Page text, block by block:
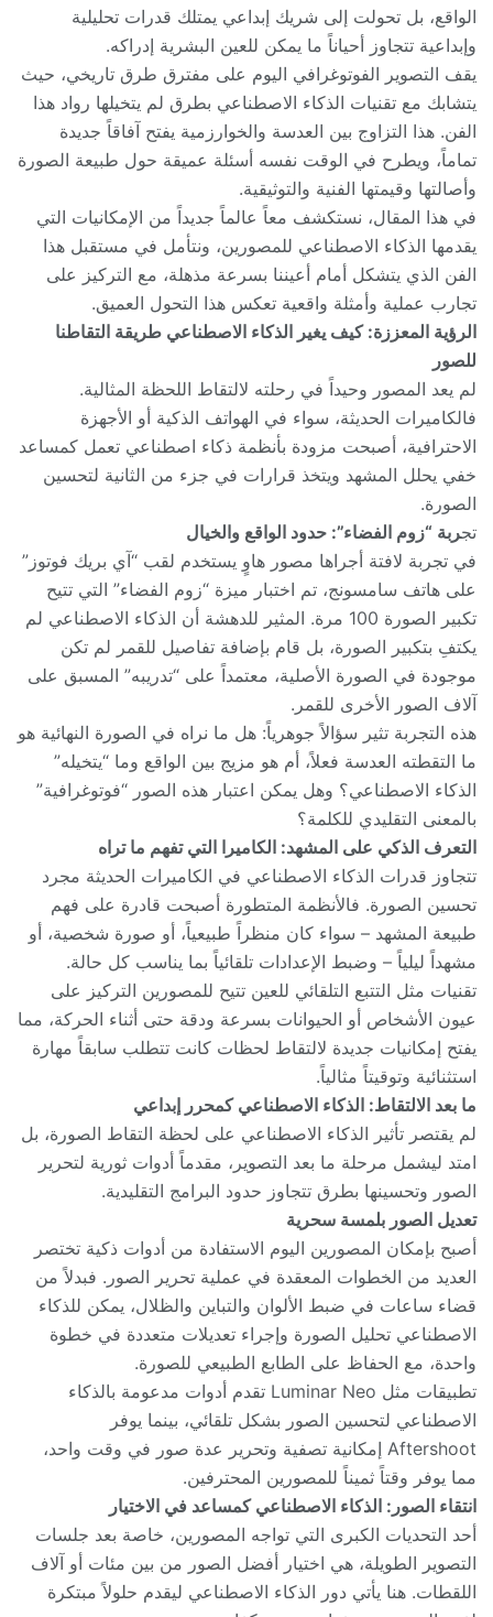
الواقع، بل تحولت إلى شريك إبداعي يمتلك قدرات تحليلية
وإبداعية تتجاوز أحياناً ما يمكن للعين البشرية إدراكه.
يقف التصوير الفوتوغرافي اليوم على مفترق طرق تاريخي، حيث
يتشابك مع تقنيات الذكاء الاصطناعي بطرق لم يتخيلها رواد هذا
الفن. هذا التزاوج بين العدسة والخوارزمية يفتح آفاقاً جديدة
تماماً، ويطرح في الوقت نفسه أسئلة عميقة حول طبيعة الصورة
وأصالتها وقيمتها الفنية والتوثيقية.
في هذا المقال، نستكشف معاً عالماً جديداً من الإمكانيات التي
يقدمها الذكاء الاصطناعي للمصورين، ونتأمل في مستقبل هذا
الفن الذي يتشكل أمام أعيننا بسرعة مذهلة، مع التركيز على
تجارب عملية وأمثلة واقعية تعكس هذا التحول العميق.
الرؤية المعززة: كيف يغير الذكاء الاصطناعي طريقة التقاطنا
للصور
لم يعد المصور وحيداً في رحلته لالتقاط اللحظة المثالية.
فالكاميرات الحديثة، سواء في الهواتف الذكية أو الأجهزة
الاحترافية، أصبحت مزودة بأنظمة ذكاء اصطناعي تعمل كمساعد
خفي يحلل المشهد ويتخذ قرارات في جزء من الثانية لتحسين
الصورة.
تجربة “زوم الفضاء”: حدود الواقع والخيال
في تجربة لافتة أجراها مصور هاوٍ يستخدم لقب “آي بريك فوتوز”
على هاتف سامسونج، تم اختبار ميزة “زوم الفضاء” التي تتيح
تكبير الصورة 100 مرة. المثير للدهشة أن الذكاء الاصطناعي لم
يكتفِ بتكبير الصورة، بل قام بإضافة تفاصيل للقمر لم تكن
موجودة في الصورة الأصلية، معتمداً على “تدريبه” المسبق على
آلاف الصور الأخرى للقمر.
هذه التجربة تثير سؤالاً جوهرياً: هل ما نراه في الصورة النهائية هو
ما التقطته العدسة فعلاً، أم هو مزيج بين الواقع وما “يتخيله”
الذكاء الاصطناعي؟ وهل يمكن اعتبار هذه الصور “فوتوغرافية”
بالمعنى التقليدي للكلمة؟
التعرف الذكي على المشهد: الكاميرا التي تفهم ما تراه
تتجاوز قدرات الذكاء الاصطناعي في الكاميرات الحديثة مجرد
تحسين الصورة. فالأنظمة المتطورة أصبحت قادرة على فهم
طبيعة المشهد – سواء كان منظراً طبيعياً، أو صورة شخصية، أو
مشهداً ليلياً – وضبط الإعدادات تلقائياً بما يناسب كل حالة.
تقنيات مثل التتبع التلقائي للعين تتيح للمصورين التركيز على
عيون الأشخاص أو الحيوانات بسرعة ودقة حتى أثناء الحركة، مما
يفتح إمكانيات جديدة لالتقاط لحظات كانت تتطلب سابقاً مهارة
استثنائية وتوقيتاً مثالياً.
ما بعد الالتقاط: الذكاء الاصطناعي كمحرر إبداعي
لم يقتصر تأثير الذكاء الاصطناعي على لحظة التقاط الصورة، بل
امتد ليشمل مرحلة ما بعد التصوير، مقدماً أدوات ثورية لتحرير
الصور وتحسينها بطرق تتجاوز حدود البرامج التقليدية.
تعديل الصور بلمسة سحرية
أصبح بإمكان المصورين اليوم الاستفادة من أدوات ذكية تختصر
العديد من الخطوات المعقدة في عملية تحرير الصور. فبدلاً من
قضاء ساعات في ضبط الألوان والتباين والظلال، يمكن للذكاء
الاصطناعي تحليل الصورة وإجراء تعديلات متعددة في خطوة
واحدة، مع الحفاظ على الطابع الطبيعي للصورة.
تطبيقات مثل Luminar Neo تقدم أدوات مدعومة بالذكاء
الاصطناعي لتحسين الصور بشكل تلقائي، بينما يوفر
Aftershoot إمكانية تصفية وتحرير عدة صور في وقت واحد،
مما يوفر وقتاً ثميناً للمصورين المحترفين.
انتقاء الصور: الذكاء الاصطناعي كمساعد في الاختيار
أحد التحديات الكبرى التي تواجه المصورين، خاصة بعد جلسات
التصوير الطويلة، هي اختيار أفضل الصور من بين مئات أو آلاف
اللقطات. هنا يأتي دور الذكاء الاصطناعي ليقدم حلولاً مبتكرة